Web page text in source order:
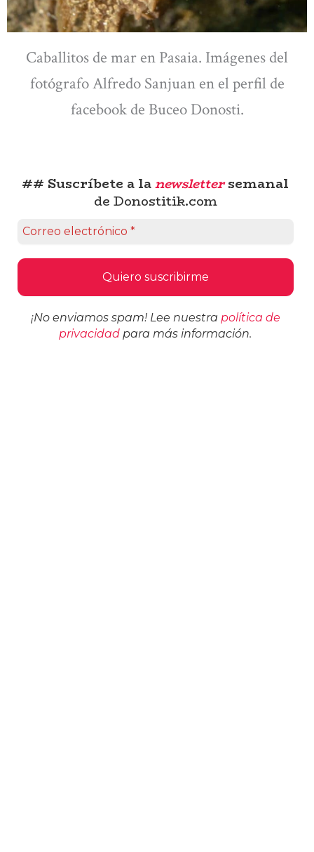
Caballitos de mar en Pasaia. Imágenes del
fotógrafo Alfredo Sanjuan en el perfil de
facebook de Buceo Donosti.
## Suscríbete a lanewslettersemanal
de Donostitik.com
¡No enviamos spam! Lee nuestra política de
privacidad para más información.